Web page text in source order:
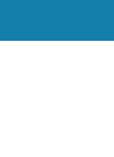
KUIS